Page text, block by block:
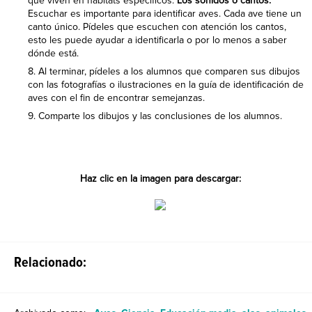
Escuchar es importante para identificar aves. Cada ave tiene un
canto único. Pídeles que escuchen con atención los cantos,
esto les puede ayudar a identificarla o por lo menos a saber
dónde está.
Al terminar, pídeles a los alumnos que comparen sus dibujos
con las fotografías o ilustraciones en la guía de identificación de
aves con el fin de encontrar semejanzas.
Comparte los dibujos y las conclusiones de los alumnos.
Haz clic en la imagen para descargar:
Relacionado: